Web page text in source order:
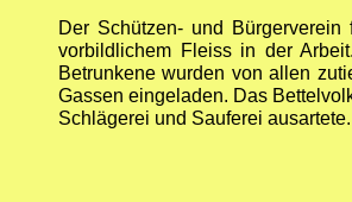
Der Schützen- und
vorbildlichem Fleiss in der
Betrunkene wurden von allen
Gassen eingeladen. Das
Schlägerei und Sauferei